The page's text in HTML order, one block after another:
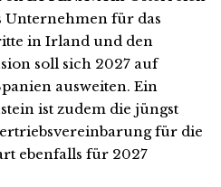
Unternehmen für das
in Irland und den
soll sich 2027 auf
ausweiten. Ein
ist zudem die jüngst
für die
ebenfalls für 2027